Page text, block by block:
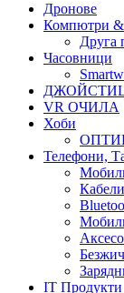
Дронове
Компютри
Друга
Часовници
VR ОЧИЛА
Хоби
Телефони,
IT Продукти